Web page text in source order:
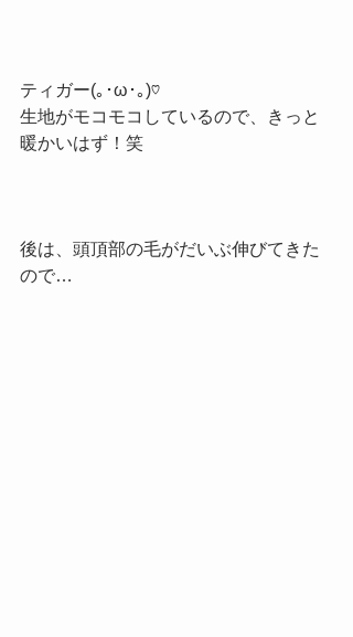
ティガー(｡･ω･｡)♡
生地がモコモコしているので、きっと
暖かいはず！笑
後は、頭頂部の毛がだいぶ伸びてきた
ので…